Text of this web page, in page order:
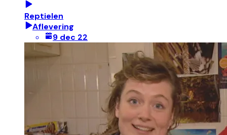
Reptielen
Aflevering
9 dec 22